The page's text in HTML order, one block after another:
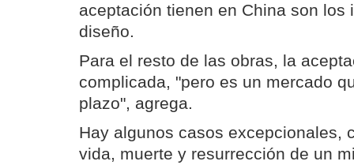
aceptación tienen en China son los
diseño.
Para el resto de las obras, la
complicada, "pero es un mercado
plazo", agrega.
Hay algunos casos excepcionales,
vida, muerte y resurrección de un